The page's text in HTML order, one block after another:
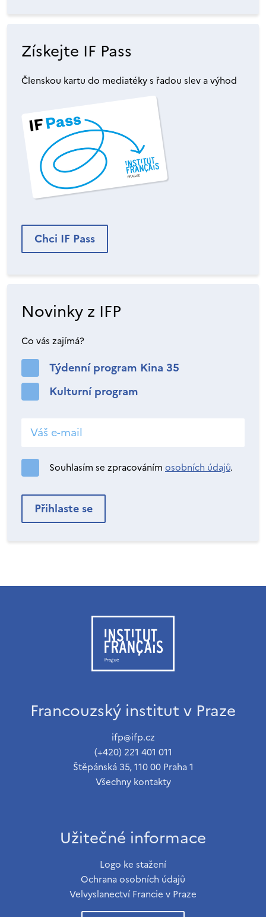
Získejte IF Pass
Členskou kartu do mediatéky s řadou slev a výhod
Chci IF Pass
Novinky z IFP
Co vás zajímá?
Týdenní program Kina 35
Kulturní program
Souhlasím se zpracováním osobních údajů.
Francouzský institut v Praze
ifp@ifp.cz
(+420) 221 401 011
Štěpánská 35, 110 00 Praha 1
Všechny kontakty
Užitečné informace
Logo ke stažení
Ochrana osobních údajů
Velvyslanectví Francie v Praze